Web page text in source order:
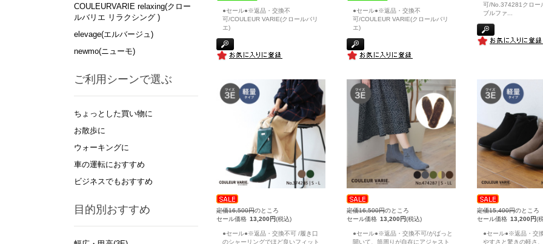
COULEURVARIE relaxing(クロー
ルバリエ リラクシング )
elevage(エルバージュ)
newmo(ニューモ)
ご利用シーンで選ぶ
ちょっとした買い物に
お散歩に
ウォーキングに
車の運転におすすめ
ビジネスでもおすすめ
目的別おすすめ
●セール●※返品・交換不
可/COULEUR VARIE(クロールバリ
エ)
●セール●※返品・交換不
可/COULEUR VARIE(クロールバリ
エ)
可/No.374281クロー
ブルファ
定価16,500円のところ
セール価格 13,200円(税込)
●セール●※返品・交換不可 /履き口
のシャーリングでほど良いフィット
定価16,500円のところ
セール価格 13,200円(税込)
●セール●※返品・交換不可/がばっと
開いて、筒周りが自在にアジャスト
定価15,400円のところ
セール価格 13,200円(
●セール●※返品・交
やすさと驚きの軽さ